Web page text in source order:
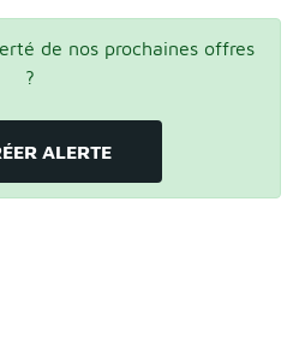
de nos prochaines offres
?
ALERTE